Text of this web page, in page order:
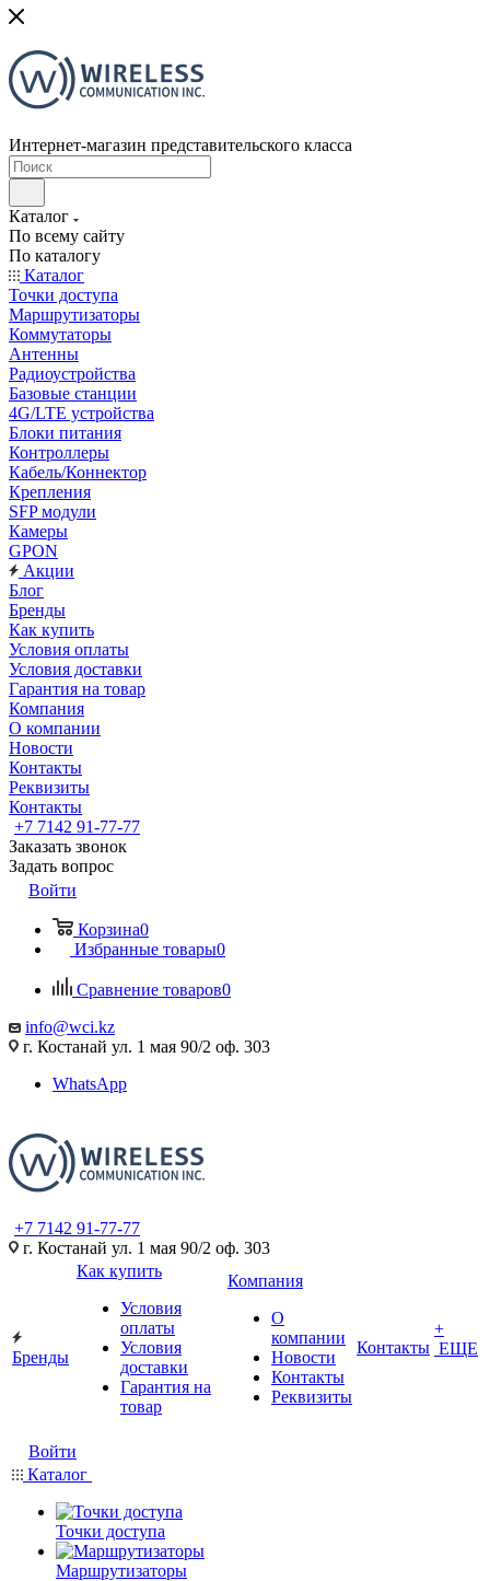
Интернет-магазин представительского класса
Каталог
По всему сайту
По каталогу
Каталог
Точки доступа
Маршрутизаторы
Коммутаторы
Антенны
Радиоустройства
Базовые станции
4G/LTE устройства
Блоки питания
Контроллеры
Кабель/Коннектор
Крепления
SFP модули
Камеры
GPON
Акции
Блог
Бренды
Как купить
Условия оплаты
Условия доставки
Гарантия на товар
Компания
О компании
Новости
Контакты
Реквизиты
Контакты
+7 7142 91-77-77
Заказать звонок
Задать вопрос
Войти
Корзина0
Избранные товары0
Сравнение товаров0
info@wci.kz
г. Костанай ул. 1 мая 90/2 оф. 303
WhatsApp
+7 7142 91-77-77
г. Костанай ул. 1 мая 90/2 оф. 303
Бренды
Как купить
Условия
оплаты
Условия
доставки
Гарантия на
товар
Компания
О
компании
Новости
Контакты
Реквизиты
Контакты
+
ЕЩЕ
Войти
Каталог
Точки доступа
Маршрутизаторы